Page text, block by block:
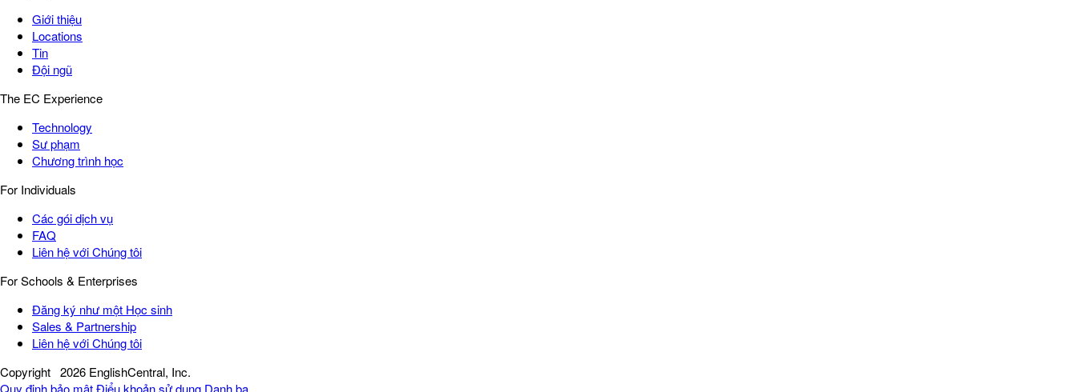
Giới thiệu
Locations
Tin
Đội ngũ
The EC Experience
Technology
Sư phạm
Chương trình học
For Individuals
Các gói dịch vụ
FAQ
Liên hệ với Chúng tôi
For Schools & Enterprises
Đăng ký như một Học sinh
Sales & Partnership
Liên hệ với Chúng tôi
Copyright 2026 EnglishCentral, Inc.